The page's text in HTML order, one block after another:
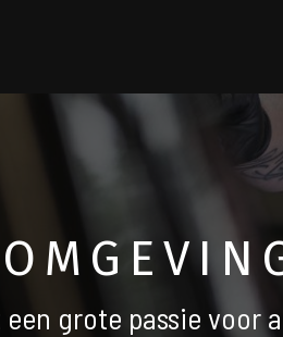
grote passie voor